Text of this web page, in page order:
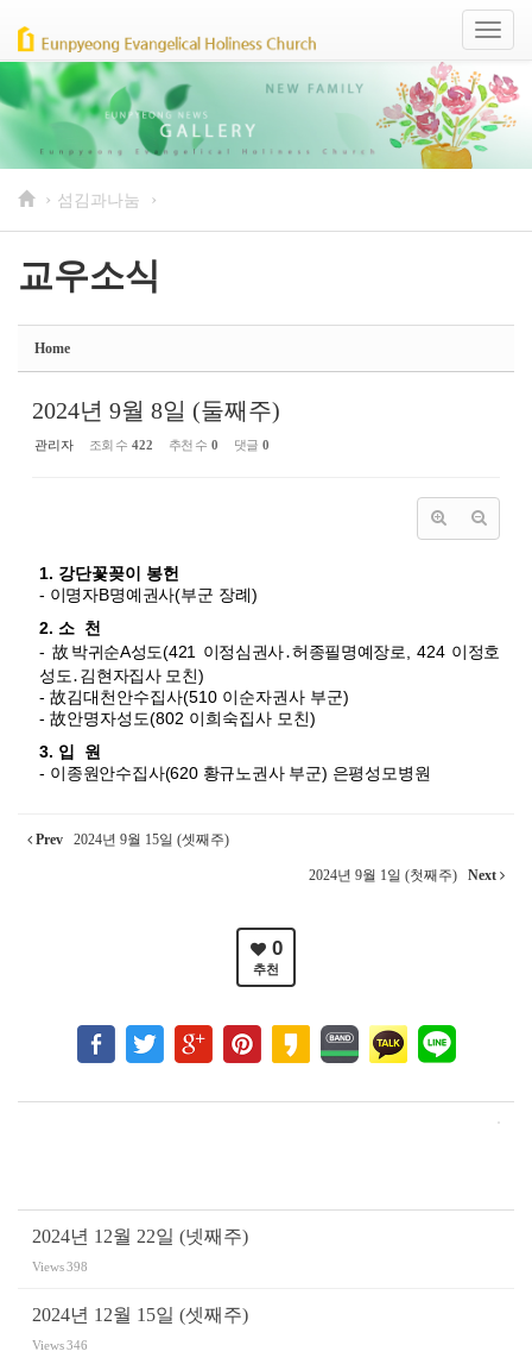
Toggle
› 섬김과나눔 ›
교우소식
Home
2024년 9월 8일 (둘째주)
관리자 조회 수 422 추천 수 0 댓글 0
1. 강단꽃꽂이 봉헌
- 이명자B명예권사(부군 장례)
2. 소 천
- 故 박귀순A성도(421 이정심권사․허종필명예장로, 424 이정호
성도․김현자집사 모친)
- 故김대천안수집사(510 이순자권사 부군)
- 故안명자성도(802 이희숙집사 모친)
3. 입
원
- 이종원안수집사(620 황규노권사 부군) 은평성모병원
Prev 2024년 9월 15일 (셋째주)
2024년 9월 1일 (첫째주) Next
0
추천
2024년 12월 22일 (넷째주)
Views398
2024년 12월 15일 (셋째주)
Views346